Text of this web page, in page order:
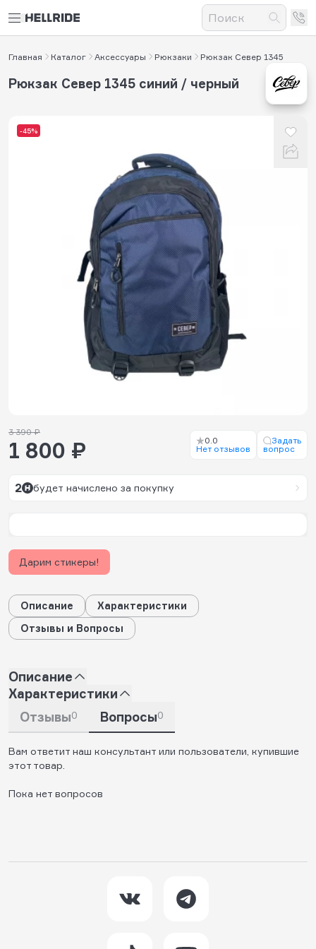
Главная Каталог Аксессуары Рюкзаки Рюкзак Север 1345
-45%
Рюкзак Север 1345 синий / черный
3 390 ₽
1 800 ₽
0.0
Нет отзывов
Задать
вопрос
2 будет начислено за покупку
Дарим стикеры!
Описание
Характеристики
Отзывы и Вопросы
Описание
Характеристики
Отзывы0 Вопросы0
Вам ответит наш консультант или пользователи, купившие
этот товар.
Пока нет вопросов